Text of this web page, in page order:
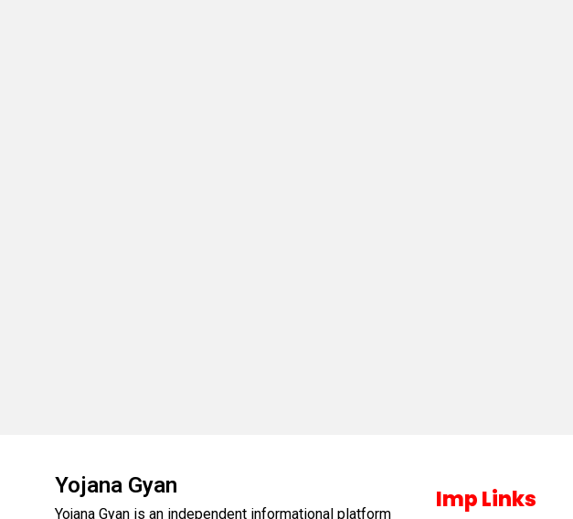
Yojana Gyan
Yojana Gyan is an independent informational platform
Imp Links